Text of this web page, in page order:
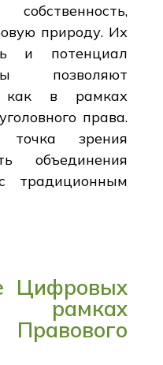
природу. Их
и потенциал
позволяют
как в рамках
права.
точка зрения
объединения
традиционным
Цифровых
рамках